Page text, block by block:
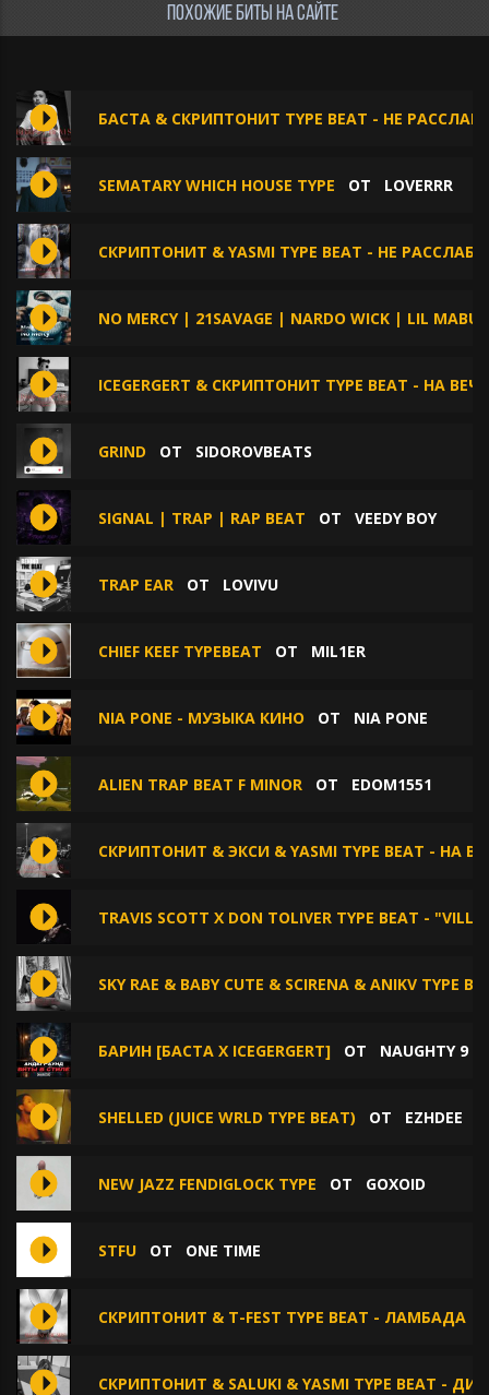
ПОХОЖИЕ БИТЫ НА САЙТЕ
БАСТА & СКРИПТОНИТ TYPE BEAT - НЕ
SEMATARY WHICH HOUSE TYPE ОТ LOVERRR
СКРИПТОНИТ & YASMI TYPE BEAT - НЕ
NO MERCY | 21SAVAGE | NARDO WICK | LIL MABU
ICEGERGERT & СКРИПТОНИТ TYPE BEAT - НА
GRIND ОТ SIDOROVBEATS
SIGNAL | TRAP | RAP BEAT ОТ VEEDY BOY
TRAP EAR ОТ LOVIVU
CHIEF KEEF TYPEBEAT ОТ MIL1ER
NIA PONE - МУЗЫКА КИНО ОТ NIA PONE
ALIEN TRAP BEAT F MINOR ОТ EDOM1551
СКРИПТОНИТ & ЭКСИ & YASMI TYPE BEAT - НА
TRAVIS SCOTT X DON TOLIVER TYPE BEAT -
SKY RAE & BABY CUTE & SCIRENA & ANIKV TYPE
БАРИН [БАСТА Х ICEGERGERT] ОТ NAUGHTY 9
SHELLED (JUICE WRLD TYPE BEAT) ОТ EZHDEE
NEW JAZZ FENDIGLOCK TYPE ОТ GOXOID
STFU ОТ ONE TIME
СКРИПТОНИТ & T-FEST TYPE BEAT - ЛАМБАДА
СКРИПТОНИТ & SALUKI & YASMI TYPE BEAT -